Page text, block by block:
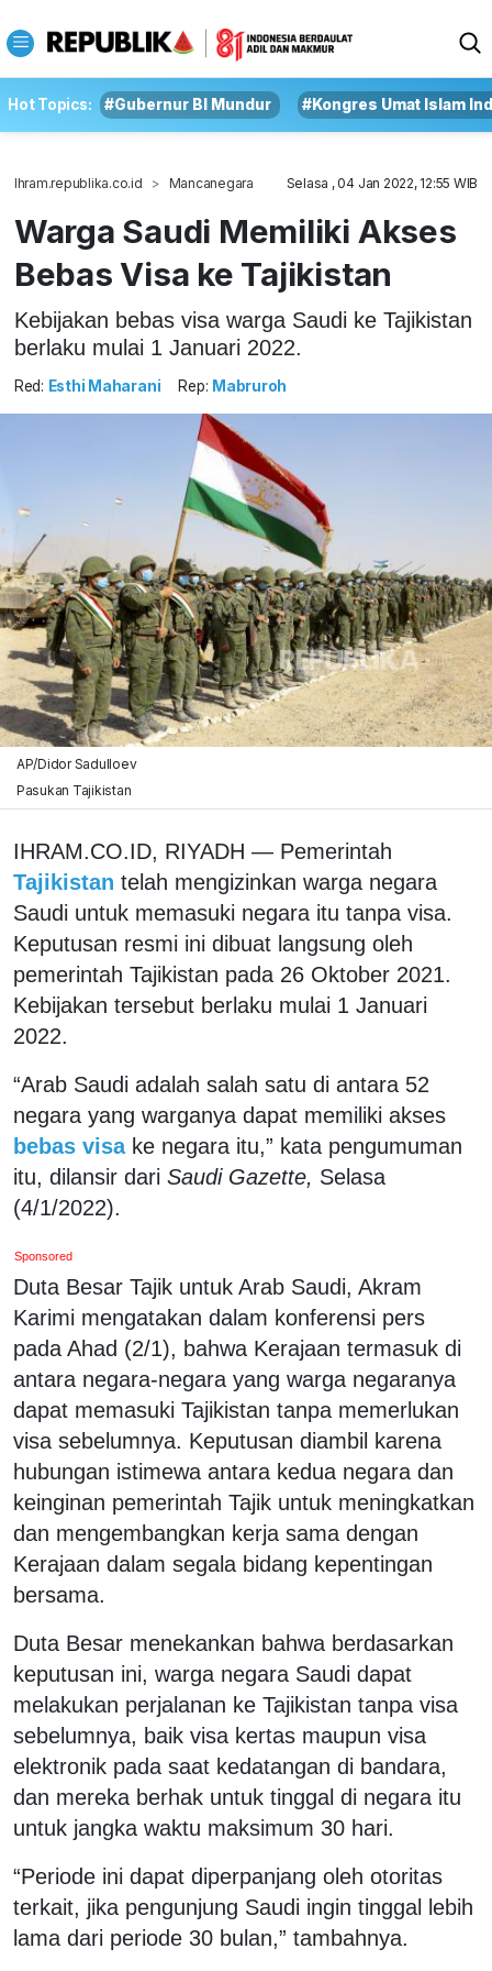
Hot Topics: #Gubernur BI Mundur #Kongres Umat Islam
Ihram.republika.co.id Mancanegara Selasa , 04 Jan 2022, 12:55 WIB
Warga Saudi Memiliki Akses
Bebas Visa ke Tajikistan
Kebijakan bebas visa warga Saudi ke Tajikistan
berlaku mulai 1 Januari 2022.
Red: Esthi Maharani Rep: Mabruroh
AP/Didor Sadulloev
Pasukan Tajikistan
IHRAM.CO.ID, RIYADH — Pemerintah
Tajikistan telah mengizinkan warga negara
Saudi untuk memasuki negara itu tanpa visa.
Keputusan resmi ini dibuat langsung oleh
pemerintah Tajikistan pada 26 Oktober 2021.
Kebijakan tersebut berlaku mulai 1 Januari
2022.
“Arab Saudi adalah salah satu di antara 52
negara yang warganya dapat memiliki akses
bebas visa ke negara itu,” kata pengumuman
itu, dilansir dari Saudi Gazette, Selasa
(4/1/2022).
Sponsored
Duta Besar Tajik untuk Arab Saudi, Akram
Karimi mengatakan dalam konferensi pers
pada Ahad (2/1), bahwa Kerajaan termasuk di
antara negara-negara yang warga negaranya
dapat memasuki Tajikistan tanpa memerlukan
visa sebelumnya. Keputusan diambil karena
hubungan istimewa antara kedua negara dan
keinginan pemerintah Tajik untuk meningkatkan
dan mengembangkan kerja sama dengan
Kerajaan dalam segala bidang kepentingan
bersama.
Duta Besar menekankan bahwa berdasarkan
keputusan ini, warga negara Saudi dapat
melakukan perjalanan ke Tajikistan tanpa visa
sebelumnya, baik visa kertas maupun visa
elektronik pada saat kedatangan di bandara,
dan mereka berhak untuk tinggal di negara itu
untuk jangka waktu maksimum 30 hari.
“Periode ini dapat diperpanjang oleh otoritas
terkait, jika pengunjung Saudi ingin tinggal lebih
lama dari periode 30 bulan,” tambahnya.